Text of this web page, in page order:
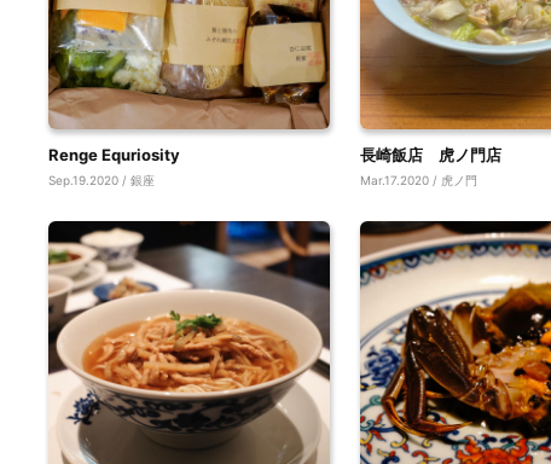
Renge Equriosity
Sep.19.2020 / 銀座
長崎飯店 虎ノ門店
Mar.17.2020 / 虎ノ門